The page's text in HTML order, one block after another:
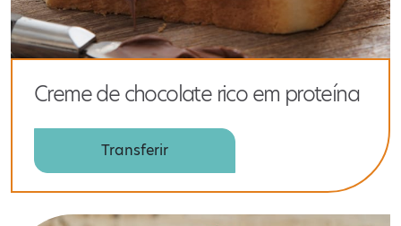
Creme de chocolate rico em proteína
Transferir